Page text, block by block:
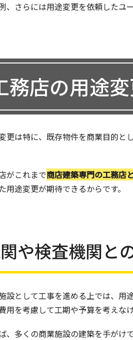
、さらには用途変更を依頼したユ
務店の用途
更は特に、既存物件を商業目的と
がこれまで商店建築専門の工務店
用途変更が期待できるからです。
や検査機関と
設として工事を進める上では、用
用を考慮して工期や予算を考えな
、多くの商業施設の建築を手が